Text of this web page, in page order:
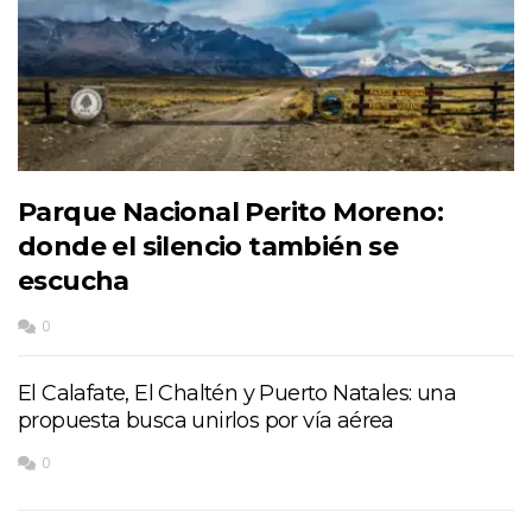
Parque Nacional Perito Moreno:
donde el silencio también se
escucha
0
El Calafate, El Chaltén y Puerto Natales: una
propuesta busca unirlos por vía aérea
0